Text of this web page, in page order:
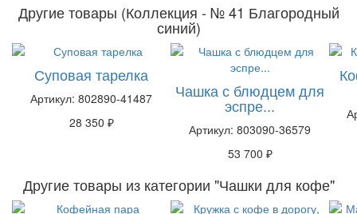
Другие товары (Коллекция - № 41 Благородный
синий)
Суповая тарелка
Артикул: 802890-41487
28 350 ₽
Чашка с блюдцем для
эспре...
Артикул: 803090-36579
53 700 ₽
Другие товары из категории "Чашки для кофе"